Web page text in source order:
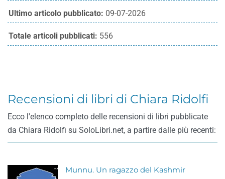
Ultimo articolo pubblicato: 09-07-2026
Totale articoli pubblicati: 556
Recensioni di libri di Chiara Ridolfi
Ecco l'elenco completo delle recensioni di libri pubblicate
da Chiara Ridolfi su SoloLibri.net, a partire dalle più recenti:
Munnu. Un ragazzo del Kashmir